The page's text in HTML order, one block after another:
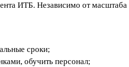
ИТБ. Независимо от
сроки;
обучить персонал;